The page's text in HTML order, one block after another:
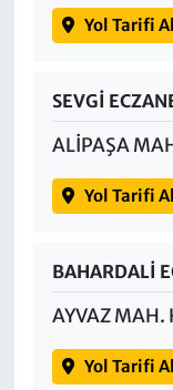
Yol Tarifi Al
SEVGİ
ALİPAŞA
Yol Tarifi Al
BAHARDALİ
AYVAZ MAH.
Yol Tarifi Al